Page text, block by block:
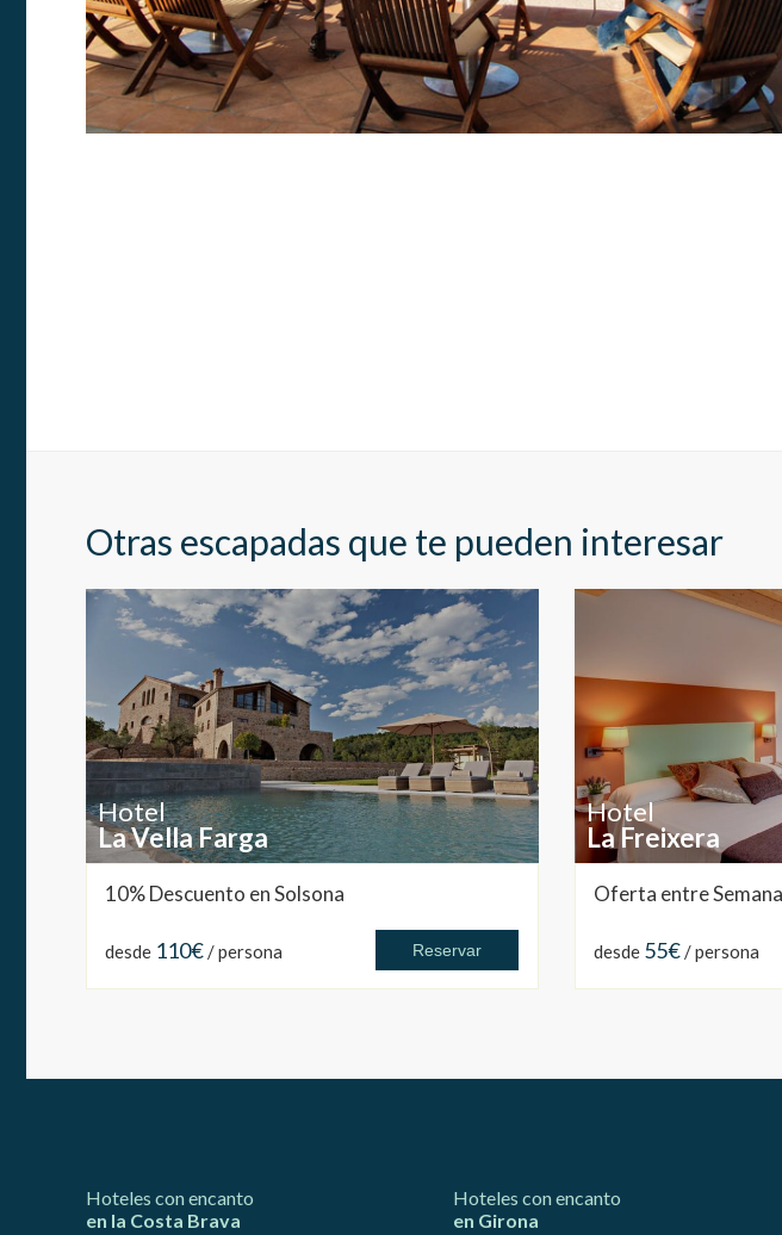
Otras escapadas que te pueden interesar
Hotel
La Vella Farga
10% Descuento en Solsona
desde 110€/ persona Reservar
Hotel
La Freixera
Oferta entre
desde 55€/ persona
Hoteles con encanto
en la Costa Brava
Hoteles con encanto
en Girona
Marketing y publicidad
Estas cookies son utilizadas para
elecciones personales del usuario a
hábitos de navegación. Gracias a ellas,
en el sitio web y mostrar publicidad
usuario.